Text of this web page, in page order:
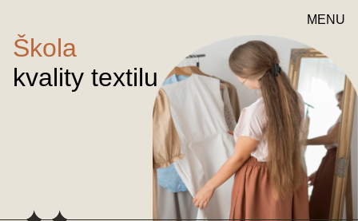
MENU
Škola
kvality textilu